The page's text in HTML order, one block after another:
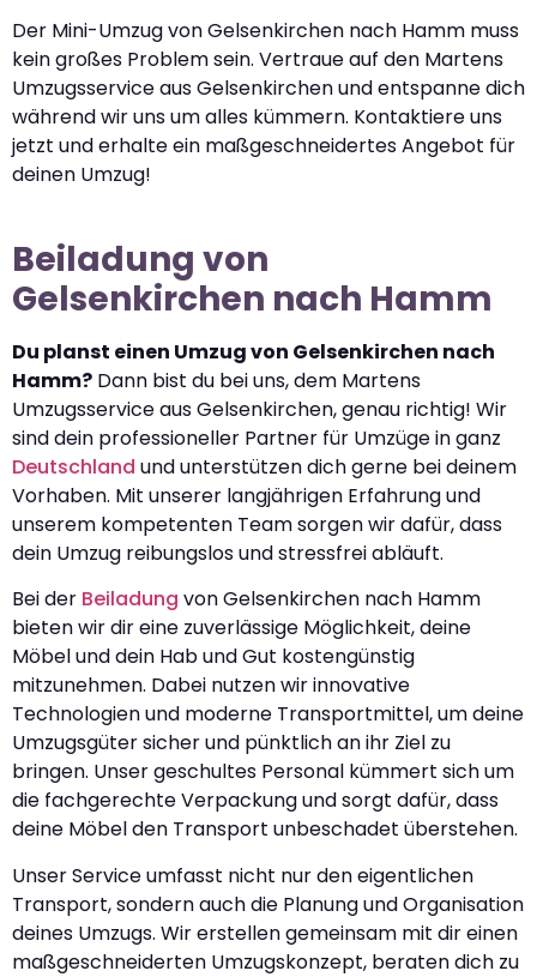
Der Mini-Umzug von Gelsenkirchen nach Hamm muss
kein großes Problem sein. Vertraue auf den Martens
Umzugsservice aus Gelsenkirchen und entspanne dich
während wir uns um alles kümmern. Kontaktiere uns
jetzt und erhalte ein maßgeschneidertes Angebot für
deinen Umzug!
Beiladung von
Gelsenkirchen nach Hamm
Du planst einen Umzug von Gelsenkirchen nach
Hamm? Dann bist du bei uns, dem Martens
Umzugsservice aus Gelsenkirchen, genau richtig! Wir
sind dein professioneller Partner für Umzüge in ganz
Deutschland und unterstützen dich gerne bei deinem
Vorhaben. Mit unserer langjährigen Erfahrung und
unserem kompetenten Team sorgen wir dafür, dass
dein Umzug reibungslos und stressfrei abläuft.
Bei der Beiladung von Gelsenkirchen nach Hamm
bieten wir dir eine zuverlässige Möglichkeit, deine
Möbel und dein Hab und Gut kostengünstig
mitzunehmen. Dabei nutzen wir innovative
Technologien und moderne Transportmittel, um deine
Umzugsgüter sicher und pünktlich an ihr Ziel zu
bringen. Unser geschultes Personal kümmert sich um
die fachgerechte Verpackung und sorgt dafür, dass
deine Möbel den Transport unbeschadet überstehen.
Unser Service umfasst nicht nur den eigentlichen
Transport, sondern auch die Planung und Organisation
deines Umzugs. Wir erstellen gemeinsam mit dir einen
maßgeschneiderten Umzugskonzept, beraten dich zu